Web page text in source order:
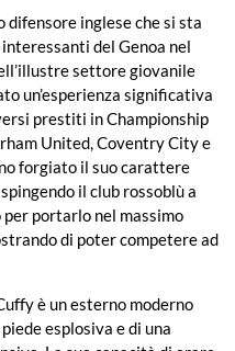
inglese che si sta
del Genoa nel
settore giovanile
un’esperienza significativa
prestiti in Championship
United, Coventry City e
forgiato il suo carattere
il club rossoblù a
portarlo nel massimo
di poter competere ad
è un esterno moderno
esplosiva e di una